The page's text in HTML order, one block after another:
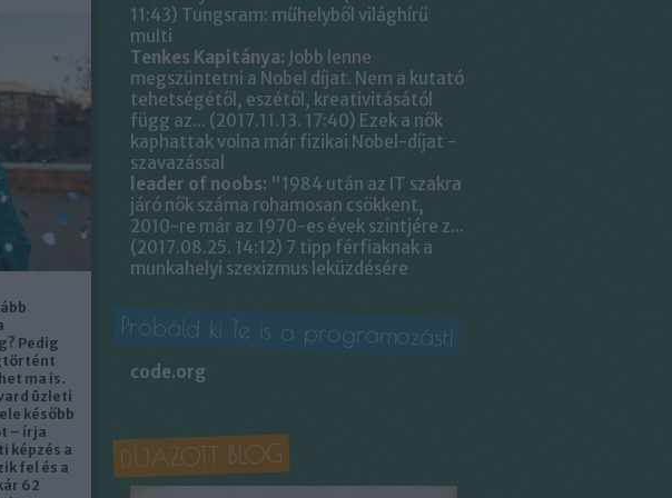
Pedig
ma is.
üzleti
később
– írja
képzés a
fel és a
62
11:43) Tungsram: műhelyből világhírű
multi
Tenkes Kapitánya: Jobb lenne
megszüntetni a Nobel díjat. Nem a kutató
tehetségétől, eszétől, kreativitásától
függ az... (2017.11.13. 17:40) Ezek a nők
kaphattak volna már fizikai Nobel-díjat -
szavazással
leader of noobs: "1984 után az IT szakra
járó nők száma rohamosan csökkent,
2010-re már az 1970-es évek szintjére z...
(2017.08.25. 14:12) 7 tipp férfiaknak a
munkahelyi szexizmus leküzdésére
Próbáld ki Te is a programozást!
code.org
DÍJAZOTT BLOG